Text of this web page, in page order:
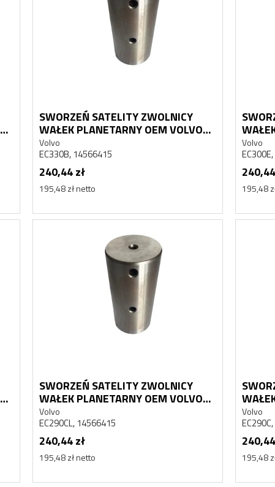
SWORZEŃ SATELITY ZWOLNICY
WAŁEK PLANETARNY OEM VOLVO
EC330B
Volvo
EC330B, 14566415
240,44 zł
195,48 zł netto
EC300E
Volvo
195,48
SWORZEŃ SATELITY ZWOLNICY
WAŁEK PLANETARNY OEM VOLVO
EC290CL
Volvo
EC290CL, 14566415
240,44 zł
195,48 zł netto
EC290C
Volvo
195,48